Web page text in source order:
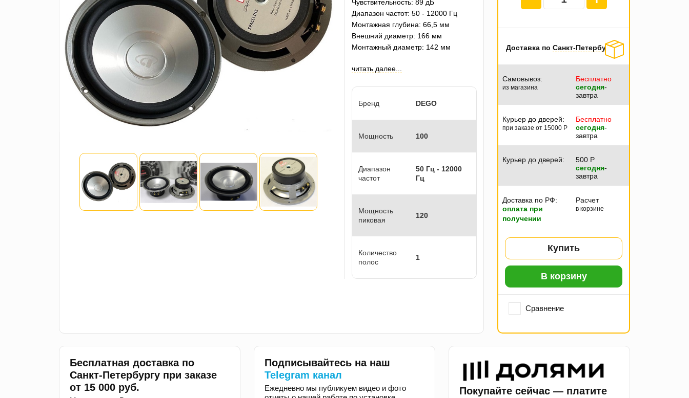
Чувствительность: 89 дБ
Диапазон частот: 50 - 12000 Гц
Монтажная глубина: 66,5 мм
Внешний диаметр: 166 мм
Монтажный диаметр: 142 мм
читать далее...
Бренд DEGO
Мощность 100
Диапазон
частот
50 Гц - 12000
Гц
Мощность
пиковая
120
Количество
полос
1
Доставка по Санкт-Петербургу
Самовывоз:
из магазина
Бесплатно
сегодня-
завтра
Курьер до дверей:
при заказе от 15000 P
Бесплатно
сегодня-
завтра
Курьер до дверей: 500 P
сегодня-
завтра
Доставка по РФ:
оплата при
получении
Расчет
в корзине
Купить
В корзину
Сравнение
Бесплатная доставка по
Санкт-Петербургу при заказе
от 15 000 руб.
Подписывайтесь на наш
Telegram канал
Ежедневно мы публикуем видео и фото
Покупайте сейчас — платите